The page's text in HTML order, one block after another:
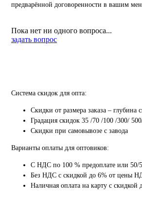
предварённой договоренности в вашим
Пока нет ни одного вопроса...
задать вопрос
Система скидок для опта:
Скидки от размера заказа – глубина
Градация скидок 35 /70 /100 /300/
Скидки при самовывозе с завода
Варианты оплаты для оптовиков:
С НДС по 100 % предоплате или 50/
Без НДС с скидкой до 6% от цены
Наличная оплата на карту с скидкой